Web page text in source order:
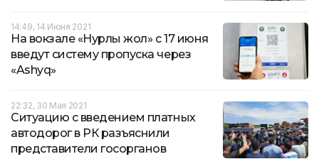
14:49, 14 Июня 2021
На вокзале «Нурлы жол» с 17 июня
введут систему пропуска через
«Ashyq»
22:32, 30 Мая 2021
Ситуацию с введением платных
автодорог в РК разъяснили
представители госорганов